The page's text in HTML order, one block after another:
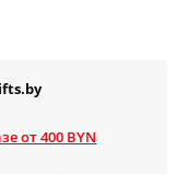
от 400 BYN